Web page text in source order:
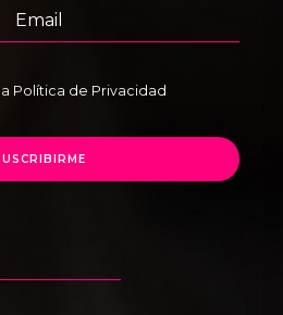
Política de Privacidad